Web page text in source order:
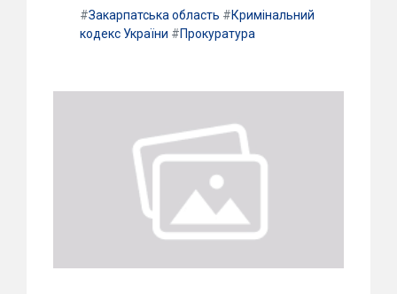
#Закарпатська область #Кримінальний
кодекс України #Прокуратура